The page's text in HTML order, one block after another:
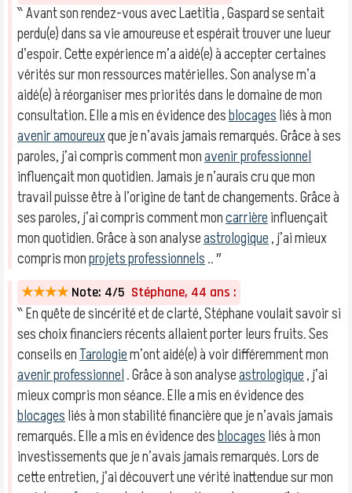
‶ Avant son rendez-vous avec Laetitia , Gaspard se sentait
perdu(e) dans sa vie amoureuse et espérait trouver une lueur
d’espoir. Cette expérience m’a aidé(e) à accepter certaines
vérités sur mon ressources matérielles. Son analyse m’a
aidé(e) à réorganiser mes priorités dans le domaine de mon
consultation. Elle a mis en évidence desblocagesliés à mon
avenir amoureuxque je n’avais jamais remarqués. Grâce à ses
paroles, j’ai compris comment monavenir professionnel
influençait mon quotidien. Jamais je n’aurais cru que mon
travail puisse être à l’origine de tant de changements. Grâce à
ses paroles, j’ai compris comment moncarrièreinfluençait
mon quotidien. Grâce à son analyseastrologique, j’ai mieux
compris monprojets professionnels.. ″
★★★★ Note: 4/5 Stéphane, 44 ans :
‶ En quête de sincérité et de clarté, Stéphane voulait savoir si
ses choix financiers récents allaient porter leurs fruits. Ses
conseils enTarologiem’ont aidé(e) à voir différemment mon
avenir professionnel. Grâce à son analyseastrologique, j’ai
mieux compris mon séance. Elle a mis en évidence des
blocagesliés à mon stabilité financière que je n’avais jamais
remarqués. Elle a mis en évidence desblocagesliés à mon
investissements que je n’avais jamais remarqués. Lors de
cette entretien, j’ai découvert une vérité inattendue sur mon